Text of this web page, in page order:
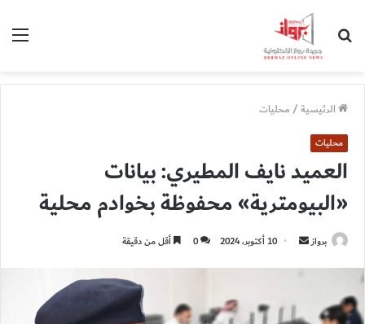
الرئيسية/محليات
محليات
العميد نايف المطيري: بيانات
«البيومترية» محفوظة بخوادم محلية
برواز
أرسل 10 أكتوبر، 2024 0 أقل من دقيقة